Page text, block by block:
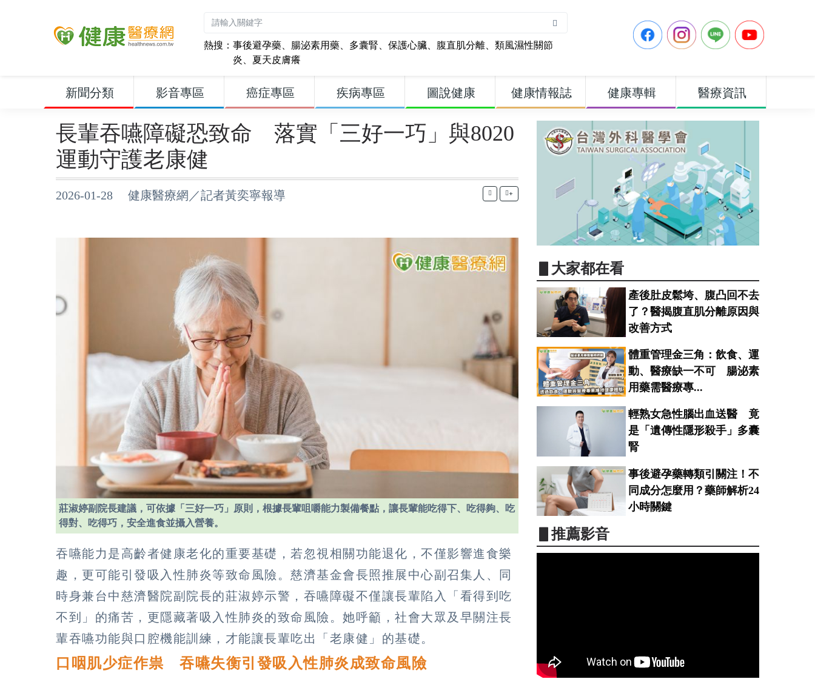
熱搜： 事後避孕藥、 腸泌素用藥、 多囊腎、 保護心臟、 腹直肌分離、 類風濕性關節
炎、 夏天皮膚癢
新聞分類 影音專區 癌症專區 疾病專區 圖說健康 健康情報誌 健康專輯 醫療資訊
長輩吞嚥障礙恐致命 落實「三好一巧」與8020
運動守護老康健
2026-01-28 健康醫療網／記者黃奕寧報導 +
莊淑婷副院長建議，可依據「三好一巧」原則，根據長輩咀嚼能力製備餐點，讓長輩能吃得下、吃得夠、吃
得對、吃得巧，安全進食並攝入營養。
吞嚥能力是高齡者健康老化的重要基礎，若忽視相關功能退化，不僅影響進食樂
趣，更可能引發吸入性肺炎等致命風險。慈濟基金會長照推展中心副召集人、同
時身兼台中慈濟醫院副院長的莊淑婷示警，吞嚥障礙不僅讓長輩陷入「看得到吃
不到」的痛苦，更隱藏著吸入性肺炎的致命風險。她呼籲，社會大眾及早關注長
輩吞嚥功能與口腔機能訓練，才能讓長輩吃出「老康健」的基礎。
口咽肌少症作祟 吞嚥失衡引發吸入性肺炎成致命風險
▋大家都在看
產後肚皮鬆垮、腹凸回不去
了？醫揭腹直肌分離原因與
改善方式
體重管理金三角：飲食、運
動、醫療缺一不可 腸泌素
用藥需醫療專...
輕熟女急性腦出血送醫 竟
是「遺傳性隱形殺手」多囊
腎
事後避孕藥轉類引關注！不
同成分怎麼用？藥師解析24
小時關鍵
▋推薦影音